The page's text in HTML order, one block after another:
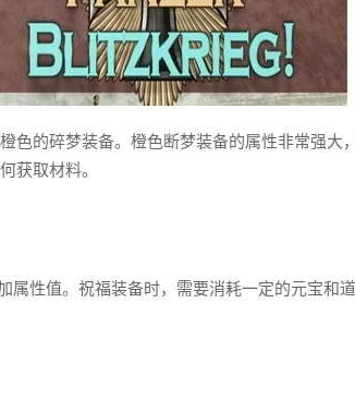
色的碎梦装备。橙色断梦装备的属性非常强
获取材料。
属性值。祝福装备时，需要消耗一定的元宝